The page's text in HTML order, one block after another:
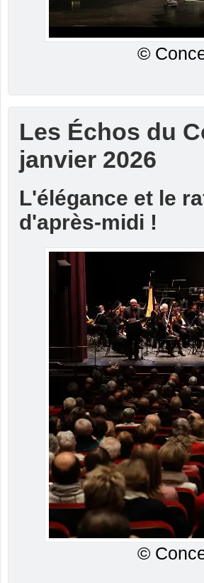
©
Les Échos du
janvier 2026
L'élégance et le
d'après-midi !
©